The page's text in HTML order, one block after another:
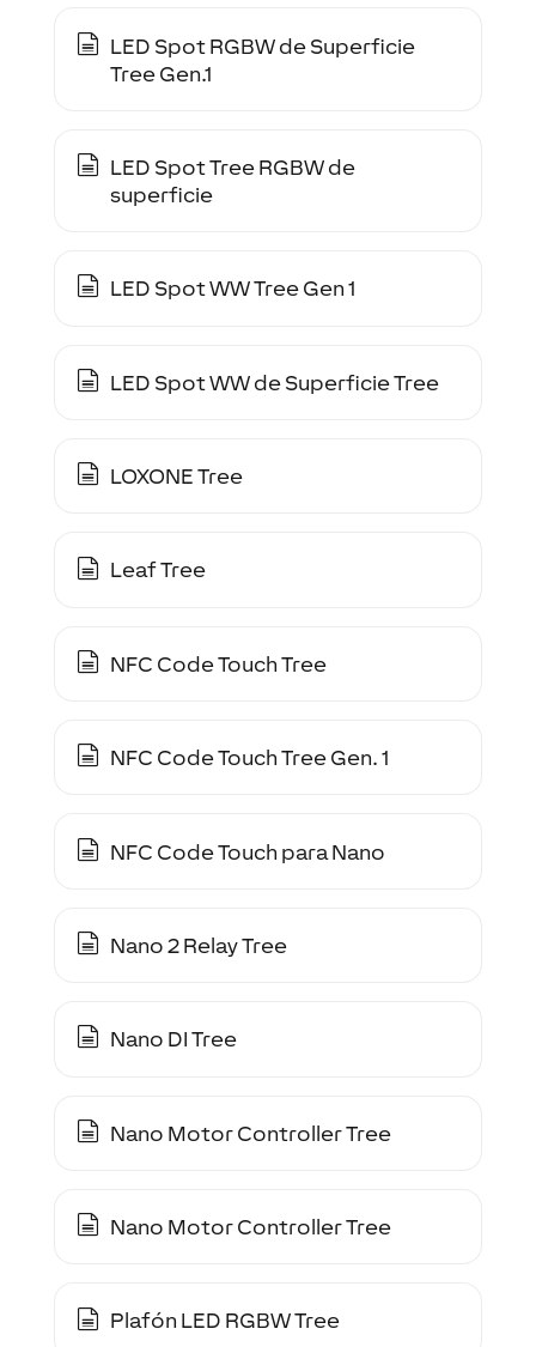
LED Spot RGBW de Superficie
Tree Gen.1
LED Spot Tree RGBW de
superficie
LED Spot WW Tree Gen 1
LED Spot WW de Superficie Tree
LOXONE Tree
Leaf Tree
NFC Code Touch Tree
NFC Code Touch Tree Gen. 1
NFC Code Touch para Nano
Nano 2 Relay Tree
Nano DI Tree
Nano Motor Controller Tree
Nano Motor Controller Tree
Plafón LED RGBW Tree